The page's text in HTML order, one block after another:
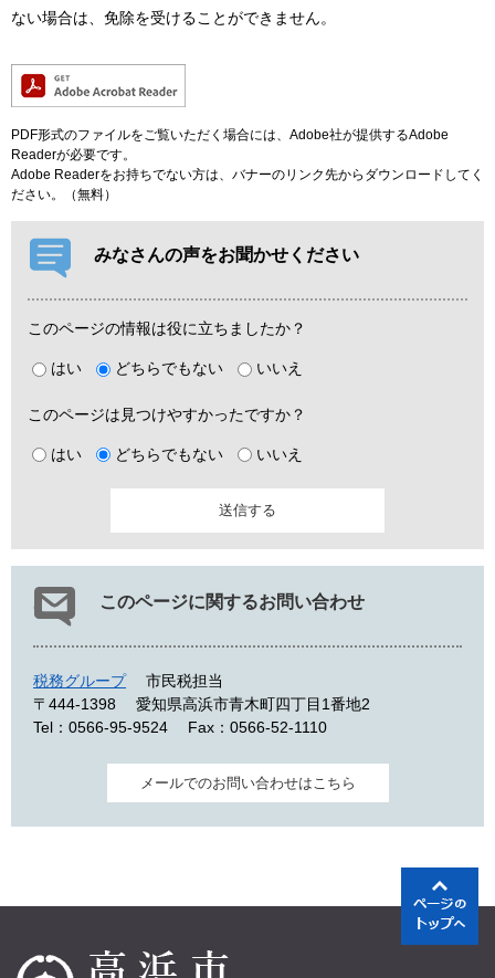
ない場合は、免除を受けることができません。
PDF形式のファイルをご覧いただく場合には、Adobe社が提供するAdobe
Readerが必要です。
Adobe Readerをお持ちでない方は、バナーのリンク先からダウンロードしてく
ださい。（無料）
みなさんの声をお聞かせください
このページの情報は役に立ちましたか？
はい どちらでもない いいえ
このページは見つけやすかったですか？
はい どちらでもない いいえ
このページに関するお問い合わせ
税務グループ
市民税担当
〒444-1398
愛知県高浜市青木町四丁目1番地2
Tel：0566-95-9524
Fax：0566-52-1110
メールでのお問い合わせはこちら